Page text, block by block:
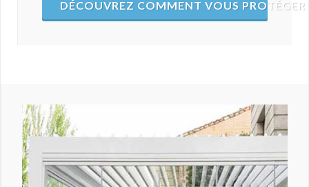
DÉCOUVREZ COMMENT VOUS